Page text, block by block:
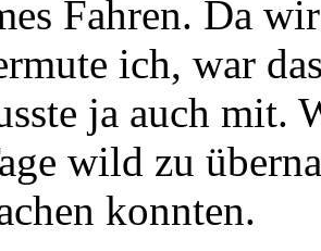
Fahren. Da
ich, war
ja auch mit.
wild zu
konnten.